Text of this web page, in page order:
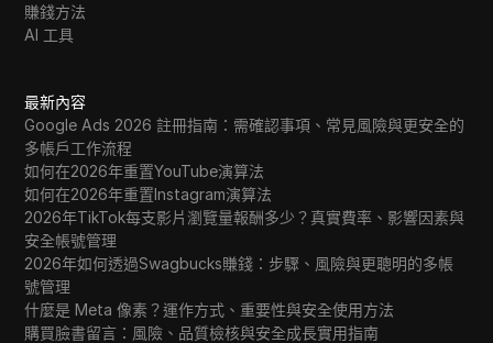
賺錢方法
AI 工具
最新內容
Google Ads 2026 註冊指南：需確認事項、常見風險與更安全的
多帳戶工作流程
如何在2026年重置YouTube演算法
如何在2026年重置Instagram演算法
2026年TikTok每支影片瀏覽量報酬多少？真實費率、影響因素與
安全帳號管理
2026年如何透過Swagbucks賺錢：步驟、風險與更聰明的多帳
號管理
什麼是 Meta 像素？運作方式、重要性與安全使用方法
購買臉書留言：風險、品質檢核與安全成長實用指南